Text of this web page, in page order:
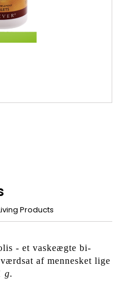
Products
- et vaskeægte bi-
af mennesket lige
g.